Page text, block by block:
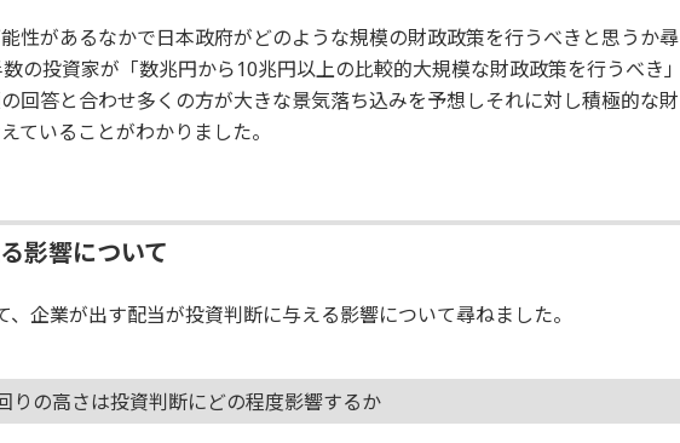
性があるなかで日本政府がどのような規模の財政政策を行うべきと思うか尋
の投資家が「数兆円から10兆円以上の比較的大規模な財政政策を行うべき」
回答と合わせ多くの方が大きな景気落ち込みを予想しそれに対し積極的な財
ていることがわかりました。
影響について
、企業が出す配当が投資判断に与える影響について尋ねました。
りの高さは投資判断にどの程度影響するか